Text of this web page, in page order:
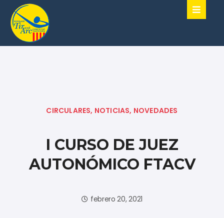
CIRCULARES, NOTICIAS, NOVEDADES
I CURSO DE JUEZ
AUTONÓMICO FTACV
febrero 20, 2021